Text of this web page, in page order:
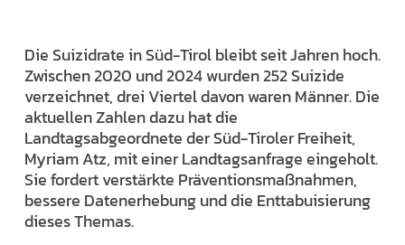
Die Suizidrate in Süd-Tirol bleibt seit Jahren hoch.
Zwischen 2020 und 2024 wurden 252 Suizide
verzeichnet, drei Viertel davon waren Männer. Die
aktuellen Zahlen dazu hat die
Landtagsabgeordnete der Süd-Tiroler Freiheit,
Myriam Atz, mit einer Landtagsanfrage eingeholt.
Sie fordert verstärkte Präventionsmaßnahmen,
bessere Datenerhebung und die Enttabuisierung
dieses Themas.